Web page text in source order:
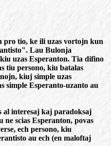
pro tio, ke ili uzas vortojn kun
Lau Bulonja
uzas Esperanton. Tia difino
tiu persono, kiu batalas
kiuj simple uzas
simple Esperanto-uzanto au
al interesaj kaj paradoksaj
scias Esperanton, povas
ech persono, kiu
au ech (en maloftaj